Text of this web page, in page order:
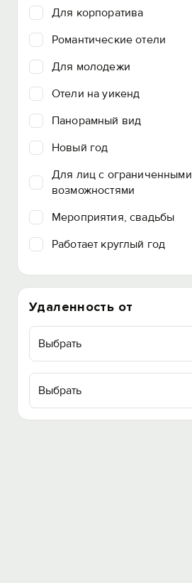
Для корпоратива
Романтические отели
Для молодежи
Отели на уикенд
Панорамный вид
Новый год
Для лиц с ограниченными
возможностями
Мероприятия, свадьбы
Работает круглый год
Удаленность от
Выбрать
Выбрать